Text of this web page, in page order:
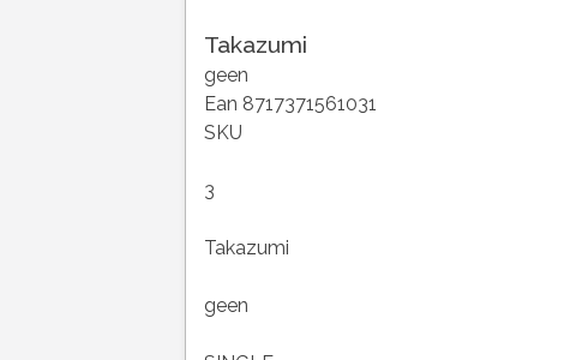
Takazumi
geen
Ean 8717371561031
SKU
3
Takazumi
geen